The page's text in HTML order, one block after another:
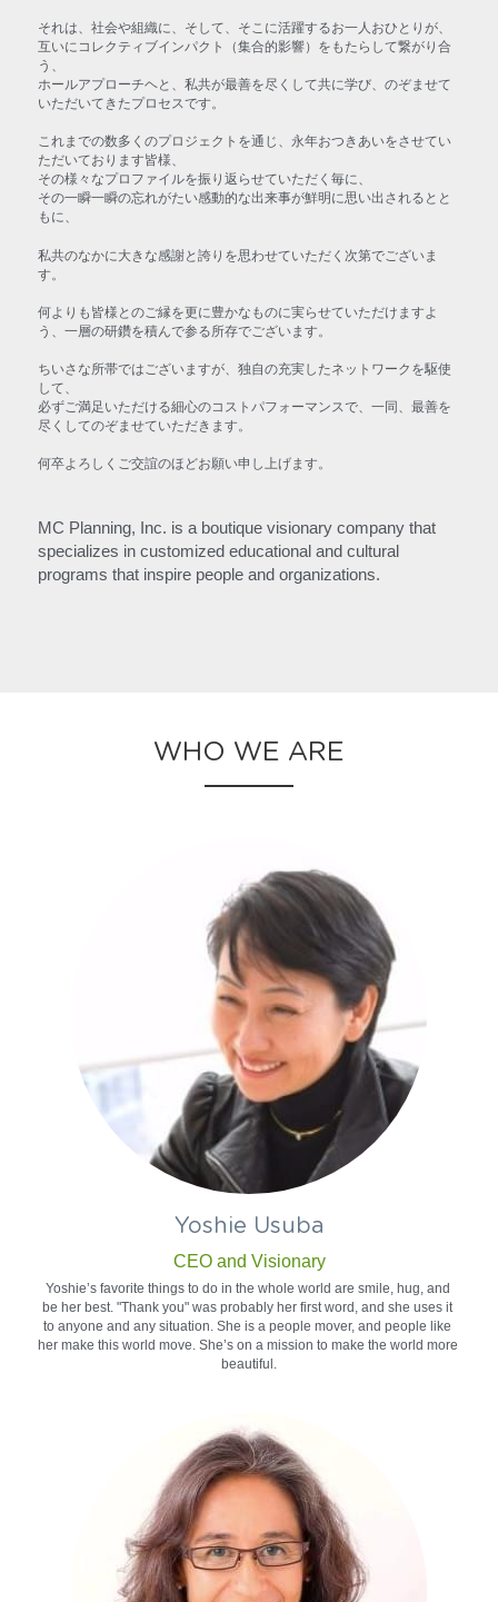
それは、社会や組織に、そして、そこに活躍するお一人おひとりが、
互いにコレクティブインパクト（集合的影響）をもたらして繋がり合
う、
ホールアプローチヘと、私共が最善を尽くして共に学び、のぞませて
いただいてきたプロセスです。
これまでの数多くのプロジェクトを通じ、永年おつきあいをさせてい
ただいております皆様、
その様々なプロファイルを振り返らせていただく毎に、
その一瞬一瞬の忘れがたい感動的な出来事が鮮明に思い出されるとと
もに、
私共のなかに大きな感謝と誇りを思わせていただく次第でございま
す。
何よりも皆様とのご縁を更に豊かなものに実らせていただけますよ
う、一層の研鑽を積んで参る所存でございます。
ちいさな所帯ではございますが、独自の充実したネットワークを駆使
して、
必ずご満足いただける細心のコストパフォーマンスで、一同、最善を
尽くしてのぞませていただきます。
何卒よろしくご交誼のほどお願い申し上げます。
MC Planning, Inc. is a boutique visionary company that
specializes in customized educational and cultural
programs that inspire people and organizations.
WHO WE ARE
Yoshie Usuba
CEO and Visionary
Yoshie’s favorite things to do in the whole world are smile, hug, and
be her best. "Thank you" was probably her first word, and she uses it
to anyone and any situation. She is a people mover, and people like
her make this world move. She’s on a mission to make the world more
beautiful.